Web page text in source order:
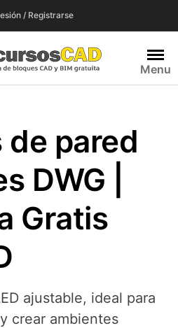
/ Registrarse
Menu
pared
DWG |
Gratis
ajustable, ideal para
crear ambientes